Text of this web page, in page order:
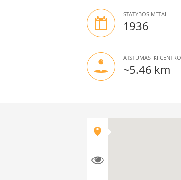
STATYBOS METAI
1936
ATSTUMAS IKI CENTRO
~5.46 km